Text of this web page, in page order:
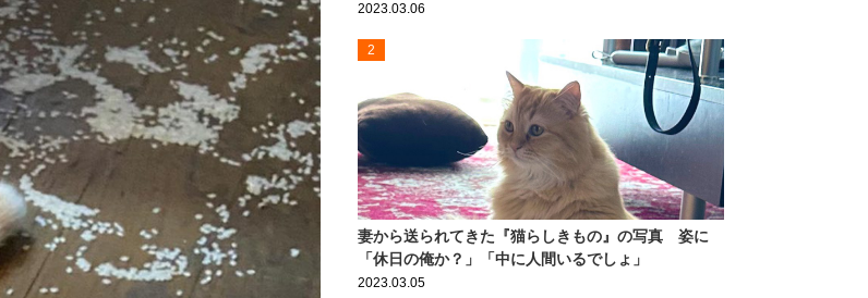
2023.03.06
2
妻から送られてきた『猫らしきもの』の写真 姿に
「休日の俺か？」「中に人間いるでしょ」
2023.03.05